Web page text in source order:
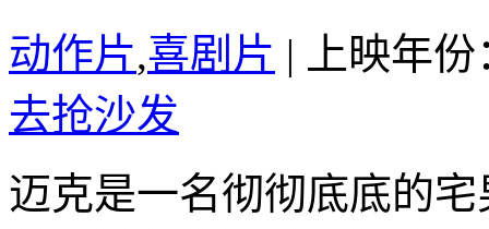
动作片,喜剧片 |
上映年
去抢沙发
迈克是一名彻彻底底的